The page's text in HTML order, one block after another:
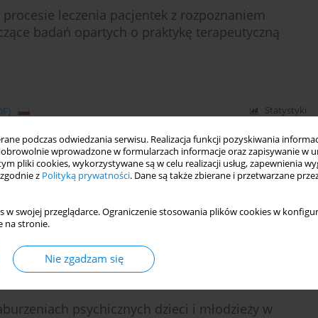
podczas odwiedzania serwisu. Realizacja funkcji pozyskiwania
wprowadzone w formularzach informacje oraz zapisywanie w
pliki cookies, wykorzystywane są w celu realizacji usług, zapewnienia
z Polityką prywatności. Dane są także zbierane i przetwarzane
w swojej przeglądarce. Ograniczenie stosowania plików cookies w
na stronie.
Nie zgadzam się
leczenia pacjentek z rozpoznaniem
badań opartych o praktykę terapeutyczną
Statystyki
anoreksji psychicznej skoncentrowana na
terapeutyczną - autorska wersja terapii.
psychicznych dzieci i młodzieży w